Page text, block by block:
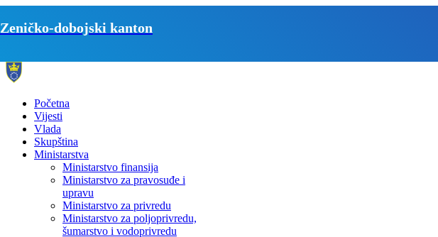
Zeničko-dobojski kanton
Početna
Vijesti
Vlada
Skupština
Ministarstva
Ministarstvo finansija
Ministarstvo za pravosuđe i
upravu
Ministarstvo za privredu
Ministarstvo za poljoprivredu,
šumarstvo i vodoprivredu